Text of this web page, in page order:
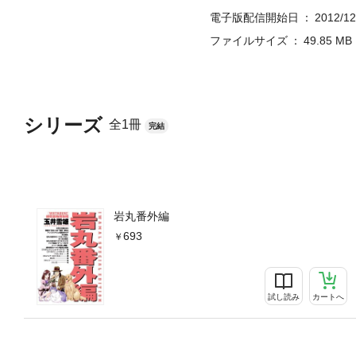
シリーズ 全1冊 完結
岩丸番外編
693
試し読み カートへ
電子版配信開始日
2012/
ファイルサイズ
49.85 MB